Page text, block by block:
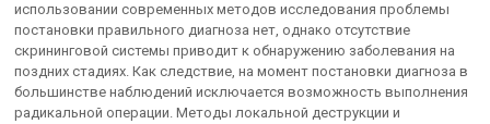
использовании современных методов исследования проблемы
постановки правильного диагноза нет, однако отсутствие
скрининговой системы приводит к обнаружению заболевания на
поздних стадиях. Как следствие, на момент постановки диагноза в
большинстве наблюдений исключается возможность выполнения
радикальной операции. Методы локальной деструкции и